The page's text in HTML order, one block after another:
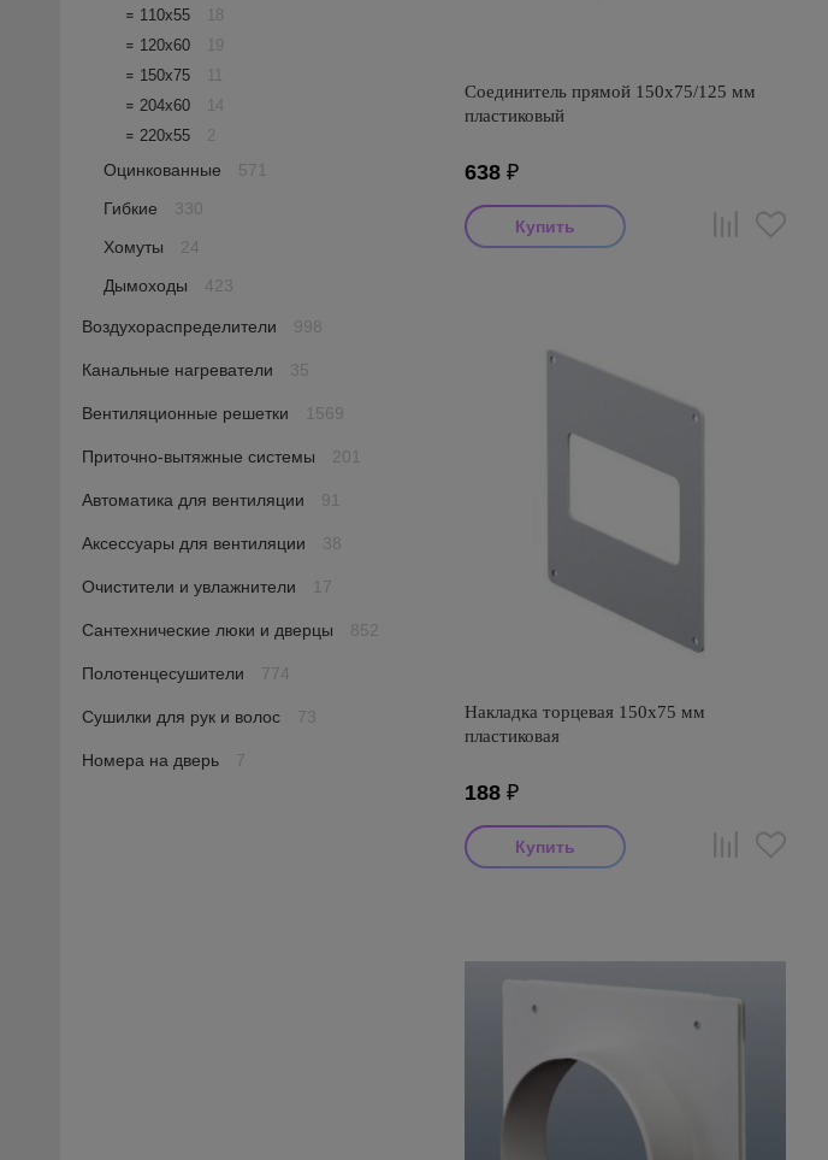
Соединитель прямой 150х75/125 мм
пластиковый
638 ₽
Накладка торцевая 150х75 мм
пластиковая
188 ₽
꓿ 110х55
18
꓿ 120х60
19
꓿ 150х75
11
꓿ 204х60
14
꓿ 220х55
2
Оцинкованные
571
Гибкие
330
Хомуты
24
Дымоходы
423
Воздухораспределители 998
Канальные нагреватели 35
Вентиляционные решетки 1569
Приточно-вытяжные системы 201
Автоматика для вентиляции 91
Аксессуары для вентиляции 38
Очистители и увлажнители 17
Сантехнические люки и дверцы 852
Полотенцесушители 774
Сушилки для рук и волос 73
Номера на дверь 7